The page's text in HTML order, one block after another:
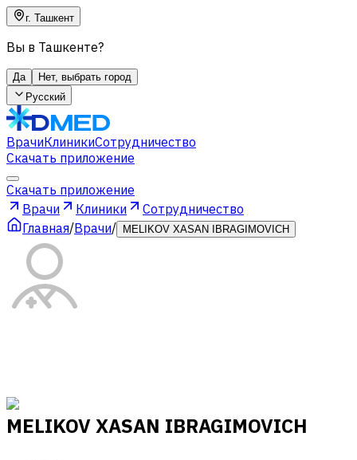
г. Ташкент
Вы в Ташкенте?
Да
Нет, выбрать город
Русский
ВрачиКлиникиСотрудничество
Скачать приложение
Скачать приложение
Врачи
Клиники
Сотрудничество
Главная/Врачи/ MELIKOV XASAN IBRAGIMOVICH
MELIKOV XASAN IBRAGIMOVICH